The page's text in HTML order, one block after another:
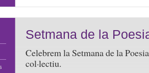
Setmana de la
Celebrem la Setmana de la
col·lectiu.